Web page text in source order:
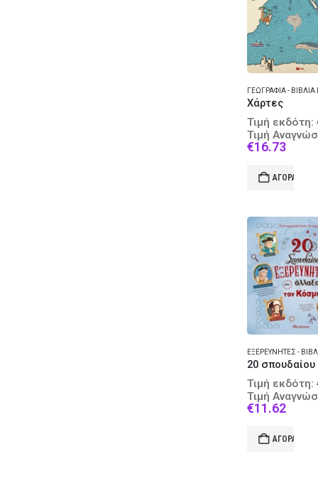
Χάρτες
Τιμή εκδότη:
Τιμή
€16.73
is:
ΑΓΟΡΆ
Τιμή εκδότη:
Τιμή
€11.62
is:
ΑΓΟΡΆ